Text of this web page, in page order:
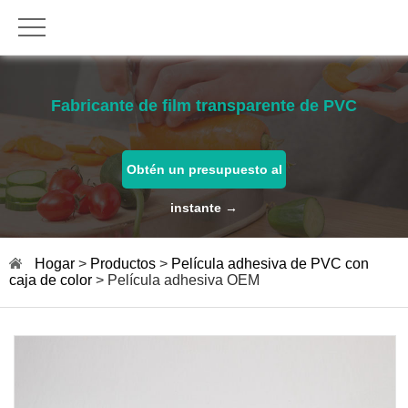
Fabricante de film transparente de PVC
Obtén un presupuesto al
instante →
Hogar > Productos > Película adhesiva de PVC con
caja de color > Película adhesiva OEM